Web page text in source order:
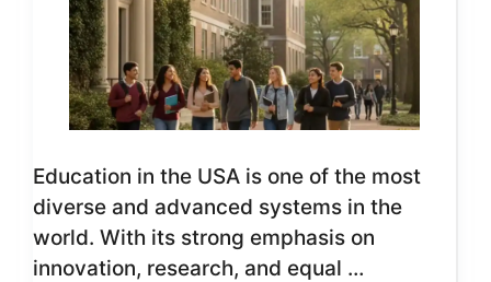
Education in the USA is one of the most
diverse and advanced systems in the
world. With its strong emphasis on
innovation, research, and equal …